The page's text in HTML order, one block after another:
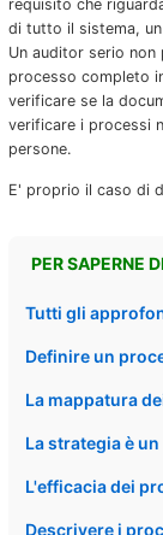
requisito che
di tutto il sistema,
Un auditor serio
processo completo
verificare se la
verificare i processi
persone.
E' proprio il caso di
PER SAPERNE
Tutti gli
Definire un
La mappatura
La strategia è
L'efficacia dei
Descrivere i